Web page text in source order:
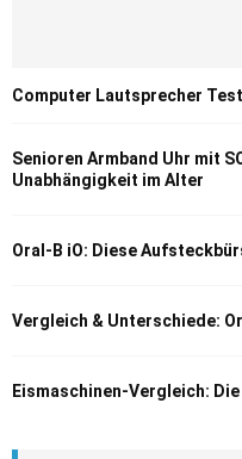
Computer Lautsprecher
Senioren Armband Uhr mit
Unabhängigkeit im Alter
Oral-B iO: Diese
Vergleich & Unterschiede:
Eismaschinen-Vergleich: